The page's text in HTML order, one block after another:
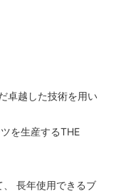
卓越した技術を用い
を生産するTHE
、 長年使用できるブ